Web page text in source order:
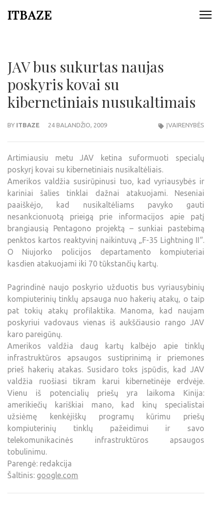
ITBAZE
JAV bus sukurtas naujas
poskyris kovai su
kibernetiniais nusukaltimais
BY ITBAZE 24 BALANDŽIO, 2009 ĮVAIRENYBĖS
Artimiausiu metu JAV ketina suformuoti specialų
poskyrį kovai su kibernetiniais nusikaltėliais.
Amerikos valdžia susirūpinusi tuo, kad vyriausybės ir
kariniai šalies tinklai dažnai atakuojami. Neseniai
paaiškėjo, kad nusikaltėliams pavyko gauti
nesankcionuotą prieigą prie informacijos apie patį
brangiausią Pentagono projektą – sunkiai pastebimą
penktos kartos reaktyvinį naikintuvą „F-35 Lightning II“.
O Niujorko policijos departamento kompiuteriai
kasdien atakuojami iki 70 tūkstančių kartų.
Pagrindinė naujo poskyrio užduotis bus vyriausybinių
kompiuterinių tinklų apsauga nuo hakerių atakų, o taip
pat tokių atakų profilaktika. Manoma, kad naujam
poskyriui vadovaus vienas iš aukščiausio rango JAV
karo pareigūnų.
Amerikos valdžia daug kartų kalbėjo apie tinklų
infrastruktūros apsaugos sustiprinimą ir priemones
prieš hakerių atakas. Susidaro toks įspūdis, kad JAV
valdžia ruošiasi tikram karui kibernetinėje erdvėje.
Vienu iš potencialių priešų yra laikoma Kinija:
amerikiečių kariškiai mano, kad kinų specialistai
užsiėmę kenkėjiškų programų kūrimu priešų
kompiuterinių tinklų pažeidimui ir savo
telekomunikacinės infrastruktūros apsaugos
tobulinimu.
Parengė: redakcija
Šaltinis: google.com